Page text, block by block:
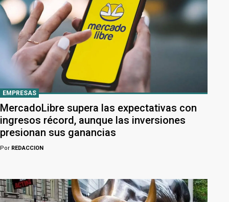
EMPRESAS
MercadoLibre supera las expectativas con
ingresos récord, aunque las inversiones
presionan sus ganancias
Por REDACCION